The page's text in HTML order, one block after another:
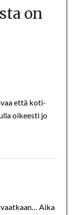
on
että koti-
oikeesti jo
Aika